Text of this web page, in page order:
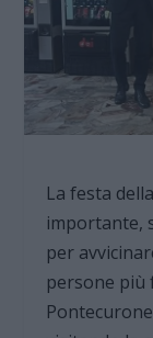
La festa
importante,
per
persone più